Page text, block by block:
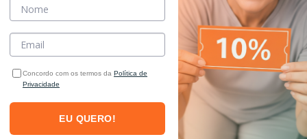
Concordo com os termos da Política de
Privacidade
EU QUERO!